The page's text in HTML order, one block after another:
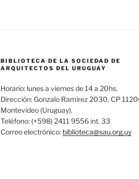
BIBLIOTECA DE LA SOCIEDAD DE
ARQUITECTOS DEL URUGUAY
Horario: lunes a viernes de 14 a 20hs.
Dirección: Gonzalo Ramírez 2030, CP
Montevideo (Uruguay).
Teléfono: (+598) 2411 9556 int. 33
Correo electrónico: biblioteca@sau.org.uy